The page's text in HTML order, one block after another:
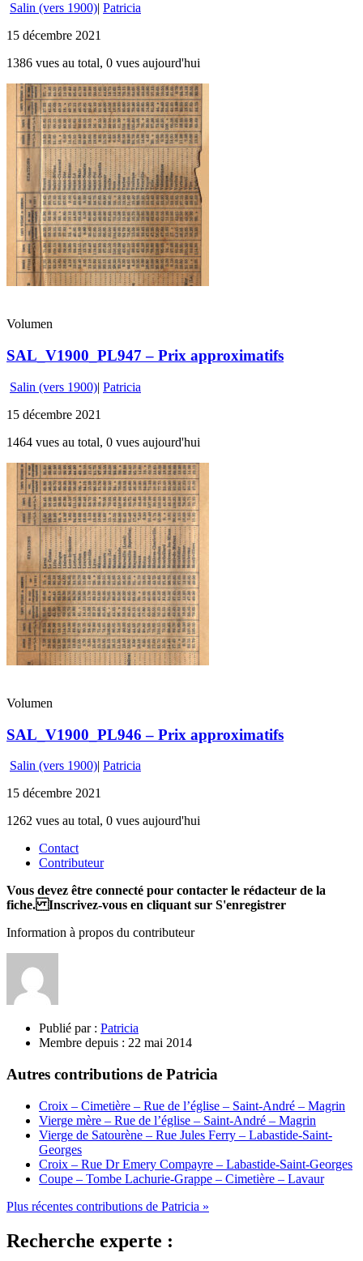
Salin (vers 1900)| Patricia
15 décembre 2021
1386 vues au total, 0 vues aujourd'hui
Volumen
SAL_V1900_PL947 – Prix approximatifs
Salin (vers 1900)| Patricia
15 décembre 2021
1464 vues au total, 0 vues aujourd'hui
Volumen
SAL_V1900_PL946 – Prix approximatifs
Salin (vers 1900)| Patricia
15 décembre 2021
1262 vues au total, 0 vues aujourd'hui
Contact
Contributeur
Vous devez être connecté pour contacter le rédacteur de la
fiche. Inscrivez-vous en cliquant sur S'enregistrer
Information à propos du contributeur
Publié par : Patricia
Membre depuis : 22 mai 2014
Autres contributions de Patricia
Croix – Cimetière – Rue de l’église – Saint-André – Magrin
Vierge mère – Rue de l’église – Saint-André – Magrin
Vierge de Satourène – Rue Jules Ferry – Labastide-Saint-
Georges
Croix – Rue Dr Emery Compayre – Labastide-Saint-Georges
Coupe – Tombe Lachurie-Grappe – Cimetière – Lavaur
Plus récentes contributions de Patricia »
Recherche experte :